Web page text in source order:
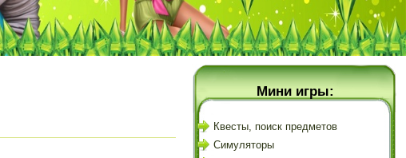
Мини игры:
Квесты, поиск предметов
Симуляторы